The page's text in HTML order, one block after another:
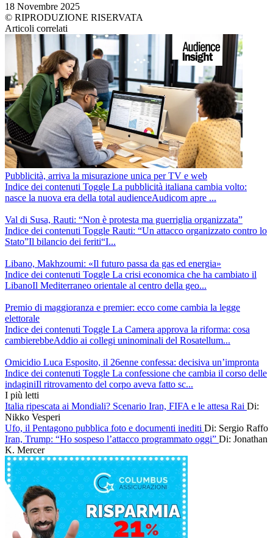
18 Novembre 2025
© RIPRODUZIONE RISERVATA
Articoli correlati
Pubblicità, arriva la misurazione unica per TV e web
Indice dei contenuti Toggle La pubblicità italiana cambia volto:
nasce la nuova era della total audienceAudicom apre ...
Val di Susa, Rauti: “Non è protesta ma guerriglia organizzata”
Indice dei contenuti Toggle Rauti: “Un attacco organizzato contro lo
Stato”Il bilancio dei feriti“I...
Libano, Makhzoumi: «Il futuro passa da gas ed energia»
Indice dei contenuti Toggle La crisi economica che ha cambiato il
LibanoIl Mediterraneo orientale al centro della geo...
Premio di maggioranza e premier: ecco come cambia la legge
elettorale
Indice dei contenuti Toggle La Camera approva la riforma: cosa
cambierebbeAddio ai collegi uninominali del Rosatellum...
Omicidio Luca Esposito, il 26enne confessa: decisiva un’impronta
Indice dei contenuti Toggle La confessione che cambia il corso delle
indaginiIl ritrovamento del corpo aveva fatto sc...
I più letti
Italia ripescata ai Mondiali? Scenario Iran, FIFA e le attesa Rai Di:
Nikko Vesperi
Ufo, il Pentagono pubblica foto e documenti inediti Di: Sergio Raffo
Iran, Trump: “Ho sospeso l’attacco programmato oggi” Di: Jonathan
K. Mercer